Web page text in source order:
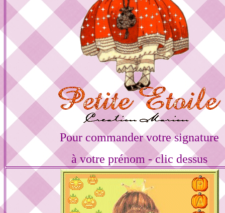
Pour commander votre signature
à votre prénom - clic dessus